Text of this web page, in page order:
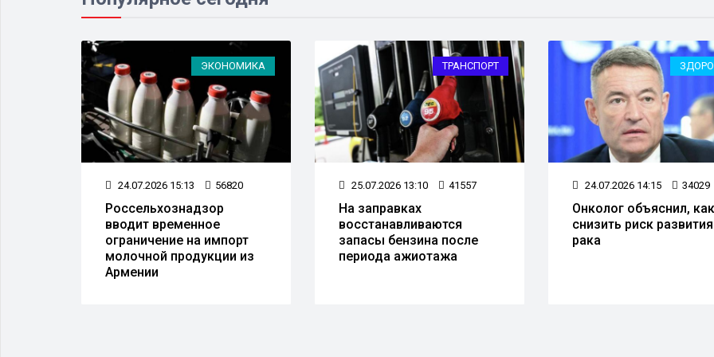
ЭКОНОМИКА
24.07.2026 15:13 56820
Россельхознадзор
вводит временное
ограничение на импорт
молочной продукции из
Армении
ТРАНСПОРТ
25.07.2026 13:10 41557
На заправках
восстанавливаются
запасы бензина после
периода ажиотажа
24.07.2026 14:15 34029
Онколог объяснил, как
снизить риск развития
рака